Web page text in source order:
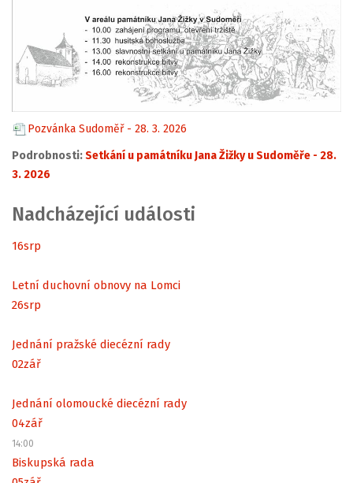
Pozvánka Sudoměř - 28. 3. 2026
Podrobnosti:Setkání u památníku Jana Žižky u Sudoměře - 28.
3. 2026
Nadcházející události
16srp
Letní duchovní obnovy na Lomci
26srp
Jednání pražské diecézní rady
02zář
Jednání olomoucké diecézní rady
04zář
14:00
Biskupská rada